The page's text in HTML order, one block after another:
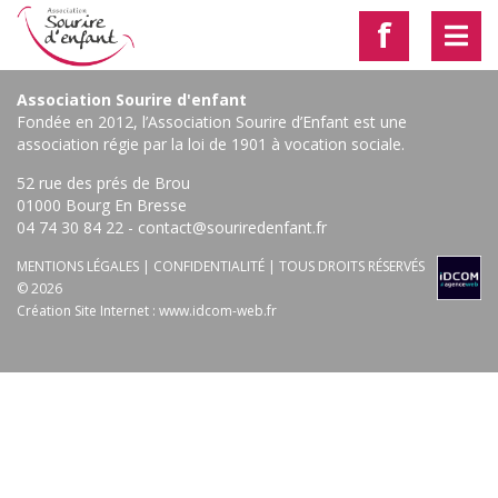
f
Association Sourire d'enfant
Fondée en 2012, l’Association Sourire d’Enfant est une
association régie par la loi de 1901 à vocation sociale.
52 rue des prés de Brou
01000 Bourg En Bresse ‎
04 74 30 84 22 - contact@souriredenfant.fr
MENTIONS LÉGALES | CONFIDENTIALITÉ | TOUS DROITS RÉSERVÉS
© 2026
Création Site Internet : www.idcom-web.fr